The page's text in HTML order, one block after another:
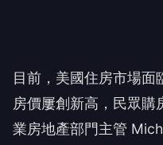
目前，美國住房市場面
房價屢創新高，民眾購
業房地產部門主管